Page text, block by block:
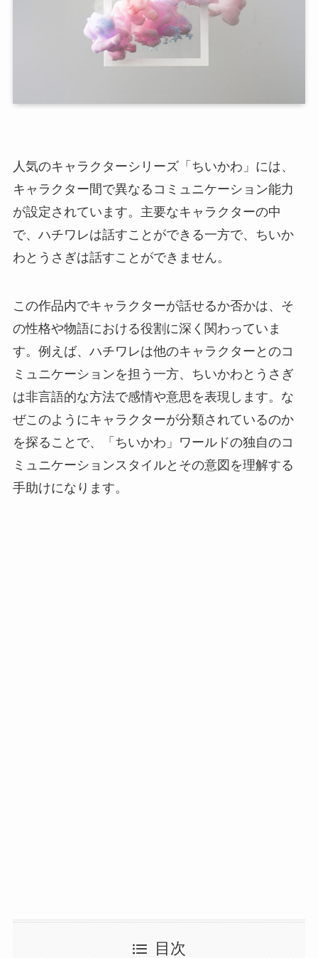
人気のキャラクターシリーズ「ちいかわ」には、
キャラクター間で異なるコミュニケーション能力
が設定されています。主要なキャラクターの中
で、ハチワレは話すことができる一方で、ちいか
わとうさぎは話すことができません。
この作品内でキャラクターが話せるか否かは、そ
の性格や物語における役割に深く関わっていま
す。例えば、ハチワレは他のキャラクターとのコ
ミュニケーションを担う一方、ちいかわとうさぎ
は非言語的な方法で感情や意思を表現します。な
ぜこのようにキャラクターが分類されているのか
を探ることで、「ちいかわ」ワールドの独自のコ
ミュニケーションスタイルとその意図を理解する
手助けになります。
目次